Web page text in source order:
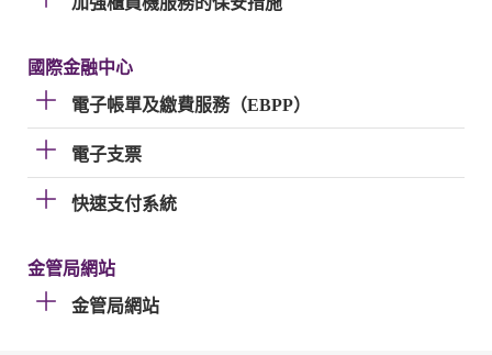
國際金融中心
電子帳單及繳費服務（EBPP）
電子支票
快速支付系統
金管局網站
金管局網站